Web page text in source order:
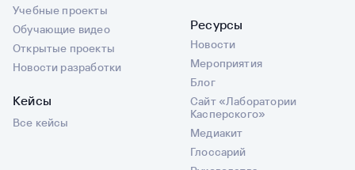
Учебные проекты
Обучающие видео
Открытые проекты
Новости разработки
Кейсы
Все кейсы
Ресурсы
Новости
Мероприятия
Блог
Сайт «Лаборатории
Касперского»
Медиакит
Глоссарий